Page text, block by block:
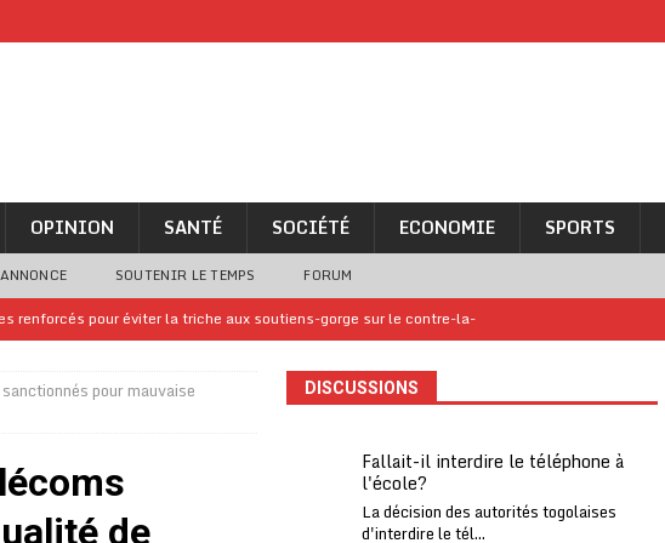
OPINION SANTÉ SOCIÉTÉ ECONOMIE SPORTS
SOUTENIR LE TEMPS FORUM
renforcés pour éviter la triche aux soutiens-gorge sur le contre-la-
confirme sa présence à la fête nationale
A LA UNE
de loterie gagnant que son propriétaire avait envoyé à un proche
pour mauvaise
de
DISCUSSIONS
Fallait-il interdire le téléphone à
l'école?
La décision des autorités togolaises
d'interdire le tél...